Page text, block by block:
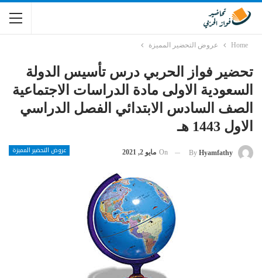
Home عروض التحضير المميزة
تحضير فواز الحربي درس تأسيس الدولة
السعودية الاولى مادة الدراسات الاجتماعية
الصف السادس الابتدائي الفصل الدراسي
الاول 1443 هـ
عروض التحضير المميزة By Hyamfathy
On مايو 2, 2021